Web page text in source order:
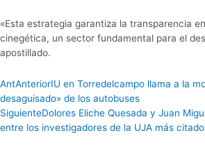
«Esta estrategia garantiza la transparencia
cinegética, un sector fundamental para el
apostillado.
AntAnteriorIU en Torredelcampo llama a la
desaguisado» de los autobuses
SiguienteDolores Eliche Quesada y Juan
entre los investigadores de la UJA más